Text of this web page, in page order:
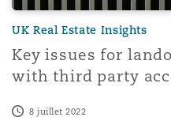
UK Real Estate Insights
Key issues for
with third party
8 juillet 2022